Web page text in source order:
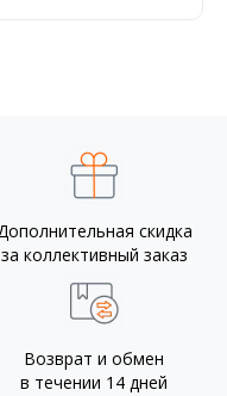
скидка
за коллективный заказ
Возврат и обмен
в течении 14 дней